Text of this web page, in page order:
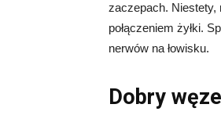
zaczepach.
połączeniem żyłki.
nerwów na łowisku.
Dobry